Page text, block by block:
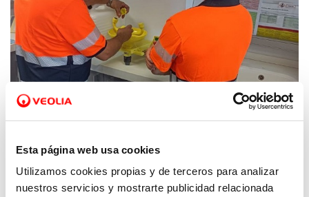
Esta página web usa cookies
Utilizamos cookies propias y de terceros para analizar
nuestros servicios y mostrarte publicidad relacionada
11 DIC 2023
a través de la Formación Profesional Dual
en la Comunitat Valenciana